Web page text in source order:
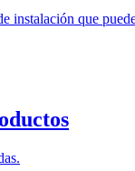
instalación que